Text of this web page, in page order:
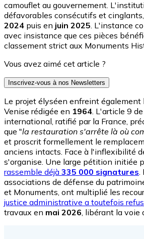
camouflet au gouvernement.
défavorables consécutifs et
2024 puis en juin 2025. L'instance
avec insistance que ces pièces
classement strict aux Monuments
Vous avez aimé cet article ?
Inscrivez-vous à nos Newsletters
Le projet élyséen enfreint également
Venise rédigée en 1964. L'article 9
international, ratifié par la France,
que "la restauration s'arrête là où
et proscrit formellement le
anciens intacts. Face à l'inflexibilité
s'organise. Une large pétition initiée
rassemble déjà 335 000 signatures.
associations de défense du
et Monuments, ont multiplié les
justice administrative a toutefois
travaux en mai 2026, libérant la voie